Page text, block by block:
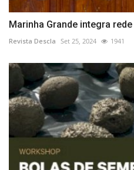
Marinha Grande integra
Revista Descla Set 25, 2024 1941